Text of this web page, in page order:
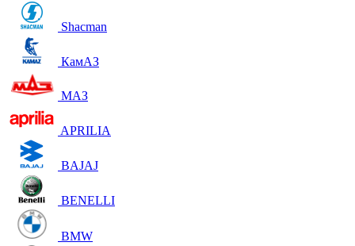
Shacman
КамАЗ
МАЗ
APRILIA
BAJAJ
BENELLI
BMW